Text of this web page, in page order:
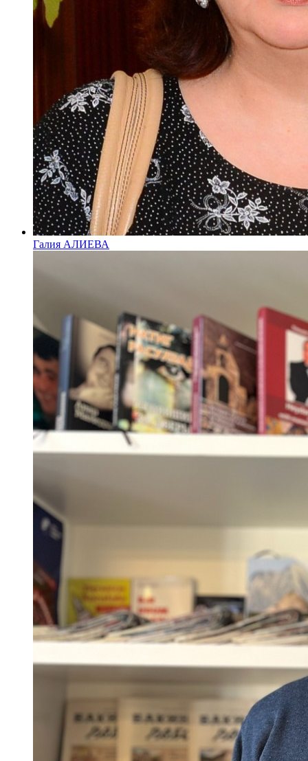
Галия АЛИЕВА